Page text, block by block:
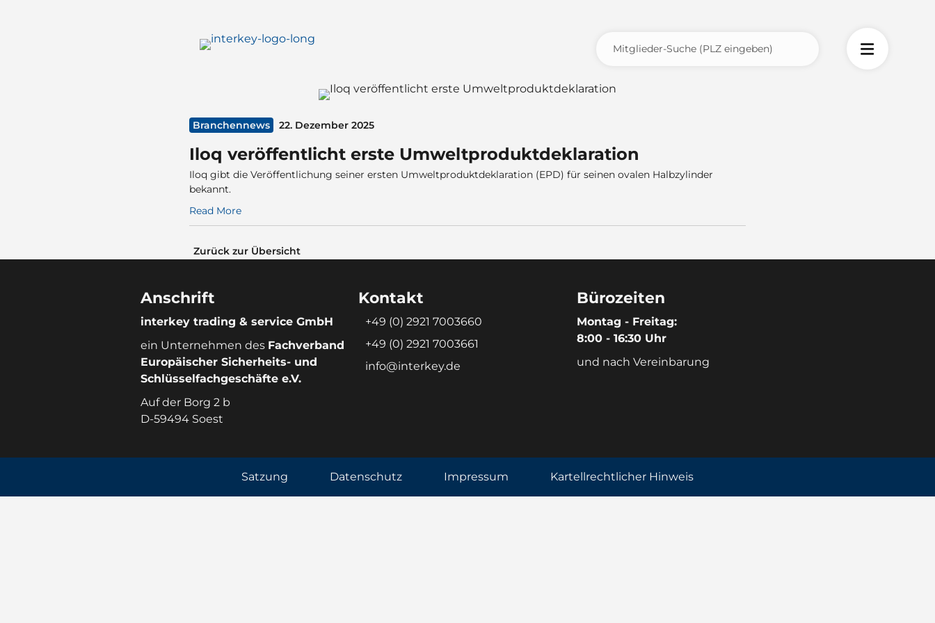
Branchennews 22. Dezember 2025
Iloq veröffentlicht erste Umweltproduktdeklaration
Iloq gibt die Veröffentlichung seiner ersten Umweltproduktdeklaration (EPD) für seinen ovalen Halbzylinder
bekannt.
Read More
Zurück zur Übersicht
Anschrift
interkey trading & service GmbH
ein Unternehmen des Fachverband
Europäischer Sicherheits- und
Schlüsselfachgeschäfte e.V.
Auf der Borg 2 b
D-59494 Soest
Kontakt
+49 (0) 2921 7003660
+49 (0) 2921 7003661
info@interkey.de
Bürozeiten
Montag - Freitag:
8:00 - 16:30 Uhr
und nach Vereinbarung
Satzung Datenschutz Impressum Kartellrechtlicher Hinweis